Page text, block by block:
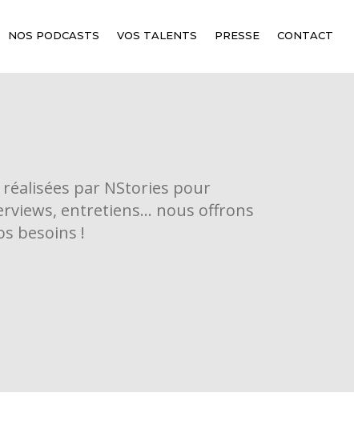
NOS PODCASTS VOS TALENTS PRESSE CONTACT
par NStories pour
entretiens... nous offrons
besoins !